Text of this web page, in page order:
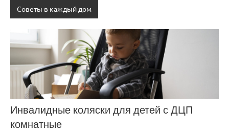
Советы в каждый дом
Инвалидные коляски для детей с ДЦП
комнатные